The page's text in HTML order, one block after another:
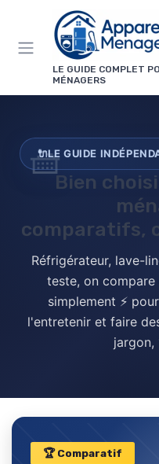
LE GUIDE COMPLET
MÉNAGERS
🧺
🔌LE GUIDE
Bien
comparatifs,
Réfrigérateur, lave-
teste, on
simplement ⚡
l'entretenir et faire
jargon,
🏆 Comparatif
Panneau de gestion des